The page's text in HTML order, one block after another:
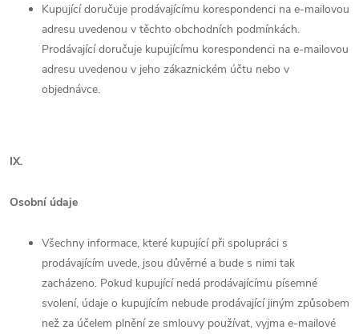
Kupující doručuje prodávajícímu korespondenci na e-mailovou
adresu uvedenou v těchto obchodních podmínkách.
Prodávající doručuje kupujícímu korespondenci na e-mailovou
adresu uvedenou v jeho zákaznickém účtu nebo v
objednávce.
IX.
Osobní údaje
Všechny informace, které kupující při spolupráci s
prodávajícím uvede, jsou důvěrné a bude s nimi tak
zacházeno. Pokud kupující nedá prodávajícímu písemné
svolení, údaje o kupujícím nebude prodávající jiným způsobem
než za účelem plnění ze smlouvy používat, vyjma e-mailové